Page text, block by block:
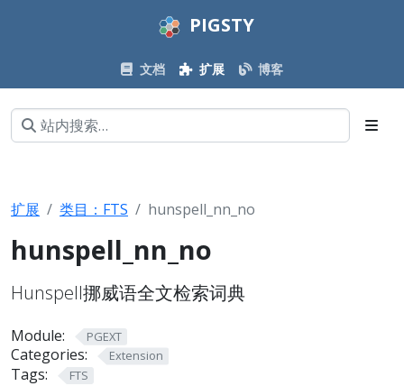
PIGSTY
文档 扩展 博客
扩展 类目：FTS hunspell_nn_no
hunspell_nn_no
Hunspell挪威语全文检索词典
Module: PGEXT
Categories: Extension
Tags: FTS